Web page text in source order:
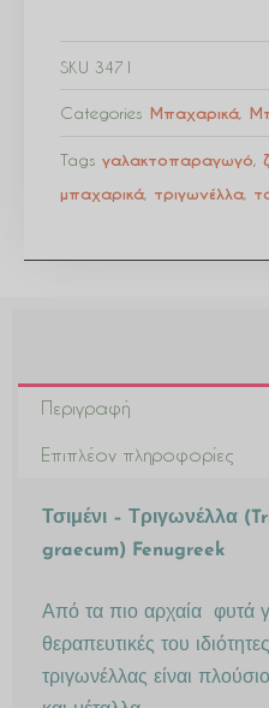
SKU 3471
Categories Μπαχαρικά,
Tags γαλακτοπαραγωγό,
μπαχαρικά, τριγωνέλλα,
Περιγραφή
Επιπλέον πληροφορίες
Τσιμένι – Τριγωνέλλα
graecum) Fenugreek
Από τα πιο αρχαία φυτά
θεραπευτικές του
τριγωνέλλας είναι